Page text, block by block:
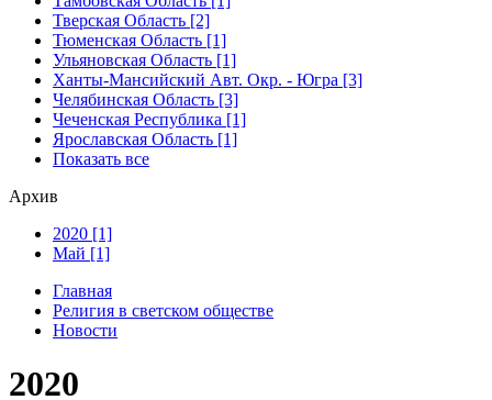
Тверская Область [2]
Тюменская Область [1]
Ульяновская Область [1]
Ханты-Мансийский Авт. Окр. - Югра [3]
Челябинская Область [3]
Чеченская Республика [1]
Ярославская Область [1]
Показать все
Архив
2020 [1]
Май [1]
Главная
Религия в светском обществе
Новости
2020